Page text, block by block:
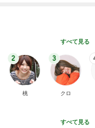
すべて見る
2
桃
3
クロ
すべて見る